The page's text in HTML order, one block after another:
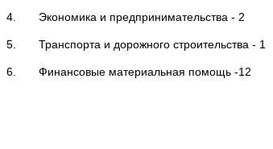
4. Экономика и предпринимательства - 2
5. Транспорта и дорожного строительства - 1
6. Финансовые материальная помощь -12